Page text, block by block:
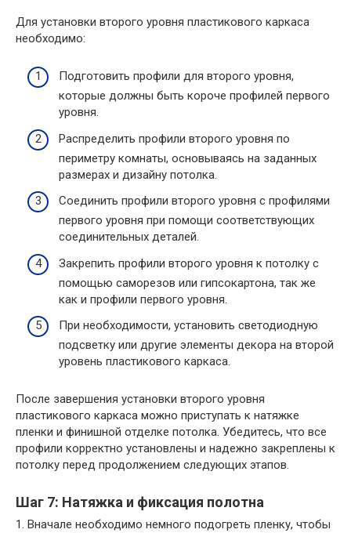
Для установки второго уровня пластикового каркаса
необходимо:
Подготовить профили для второго уровня,
которые должны быть короче профилей первого
уровня.
Распределить профили второго уровня по
периметру комнаты, основываясь на заданных
размерах и дизайну потолка.
Соединить профили второго уровня с профилями
первого уровня при помощи соответствующих
соединительных деталей.
Закрепить профили второго уровня к потолку с
помощью саморезов или гипсокартона, так же
как и профили первого уровня.
При необходимости, установить светодиодную
подсветку или другие элементы декора на второй
уровень пластикового каркаса.
После завершения установки второго уровня
пластикового каркаса можно приступать к натяжке
пленки и финишной отделке потолка. Убедитесь, что все
профили корректно установлены и надежно закреплены к
потолку перед продолжением следующих этапов.
Шаг 7: Натяжка и фиксация полотна
1. Вначале необходимо немного подогреть пленку, чтобы